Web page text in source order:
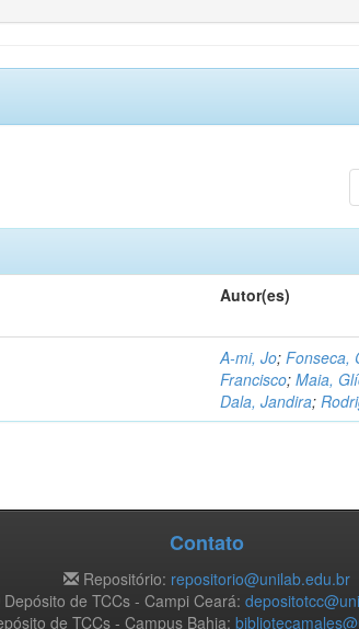
Autor(es)
A-mi, Jo;Fonseca,
Francisco;Maia,
Dala, Jandira;
Contato
Repositório: repositorio@unilab.edu.br
Depósito de TCCs - Campi Ceará:
de TCCs - Campus Bahia: